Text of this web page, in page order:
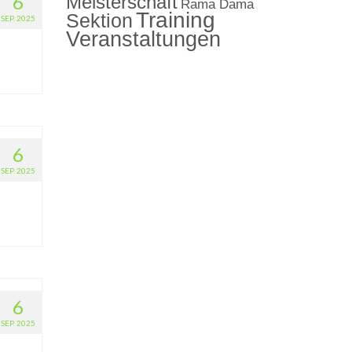
SEP. 2025
6
SEP. 2025
6
SEP. 2025
Rama Dama
SektionTraining
Veranstaltungen